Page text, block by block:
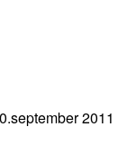
2011